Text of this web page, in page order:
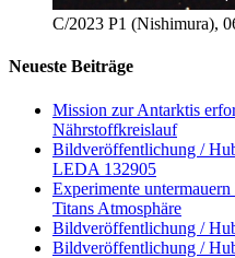
C/2023 P1 (Nishimura),
Neueste Beiträge
Mission zur Antarktis
Nährstoffkreislauf
Bildveröffentlichung /
LEDA 132905
Experimente
Titans Atmosphäre
Bildveröffentlichung /
Bildveröffentlichung /